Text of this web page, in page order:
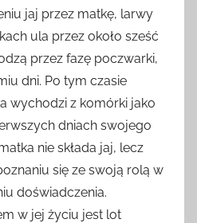
jaj przez matkę, larwy
ula przez około sześć
przez fazę poczwarki,
dni. Po tym czasie
wychodzi z komórki jako
dniach swojego
nie składa jaj, lecz
się ze swoją rolą w
doświadczenia.
w jej życiu jest lot